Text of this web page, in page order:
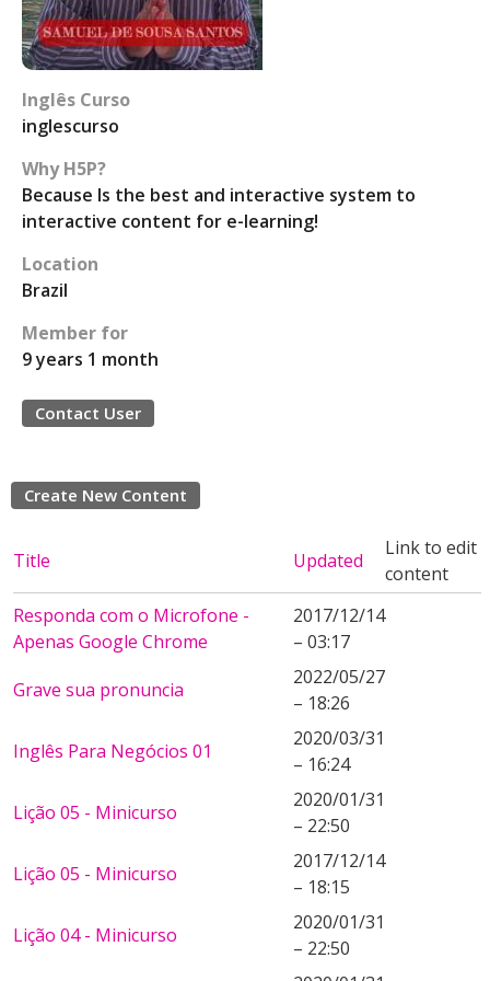
Inglês Curso
inglescurso
Why H5P?
Because Is the best and interactive system to
interactive content for e-learning!
Location
Brazil
Member for
9 years 1 month
Contact User
Create New Content
Title Updated
Link to edit
content
Responda com o Microfone -
Apenas Google Chrome
2017/12/14
– 03:17
Grave sua pronuncia
2022/05/27
– 18:26
Inglês Para Negócios 01
2020/03/31
– 16:24
Lição 05 - Minicurso
2020/01/31
– 22:50
Lição 05 - Minicurso
2017/12/14
– 18:15
Lição 04 - Minicurso
2020/01/31
– 22:50